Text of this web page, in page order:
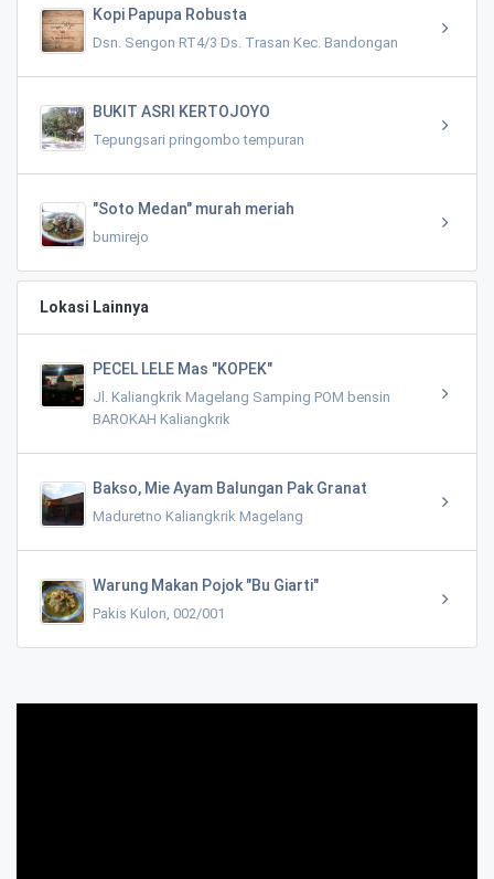
Kopi Papupa Robusta
Dsn. Sengon RT4/3 Ds. Trasan Kec. Bandongan
BUKIT ASRI KERTOJOYO
Tepungsari pringombo tempuran
"Soto Medan" murah meriah
bumirejo
Lokasi Lainnya
PECEL LELE Mas "KOPEK"
Jl. Kaliangkrik Magelang Samping POM bensin
BAROKAH Kaliangkrik
Bakso, Mie Ayam Balungan Pak Granat
Maduretno Kaliangkrik Magelang
Warung Makan Pojok "Bu Giarti"
Pakis Kulon, 002/001